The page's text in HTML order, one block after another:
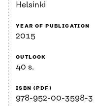
Helsinki
YEAR OF PUBLICATION
2015
OUTLOOK
40 s.
ISBN (PDF)
978-952-00-3598-3